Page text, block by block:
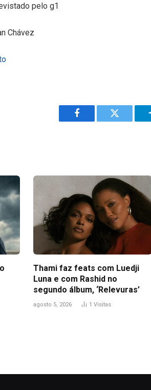
pelo g1
Chávez
Facebook Twitter
Thami faz feats com Luedji
Luna e com Rashid no
segundo álbum, ‘Relevuras’
agosto 5, 2026 1 Visitas